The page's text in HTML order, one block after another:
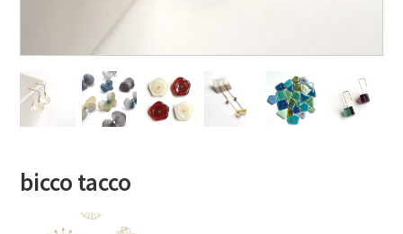
bicco tacco